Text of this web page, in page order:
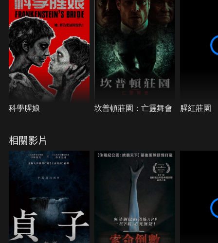
四處展開調查…。
科學腥娘 坎普頓莊園：亡靈舞會 腥紅莊園
相關影片